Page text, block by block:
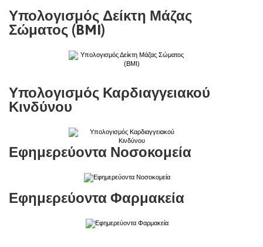
Υπολογισμός Δείκτη Μάζας
Σώματος (BMI)
Υπολογισμός Καρδιαγγειακού
Κινδύνου
Εφημερεύοντα Νοσοκομεία
Εφημερεύοντα Φαρμακεία